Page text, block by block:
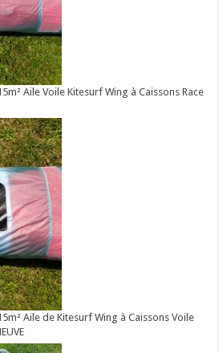
Aile Voile Kitesurf Wing à Caissons Race
Aile de Kitesurf Wing à Caissons Voile